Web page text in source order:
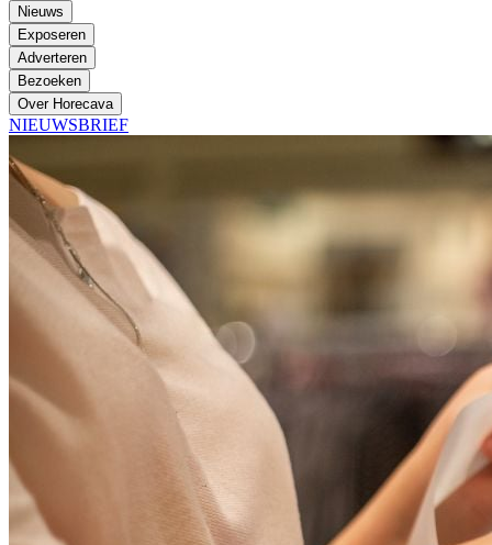
Nieuws
Exposeren
Adverteren
Bezoeken
Over Horecava
NIEUWSBRIEF